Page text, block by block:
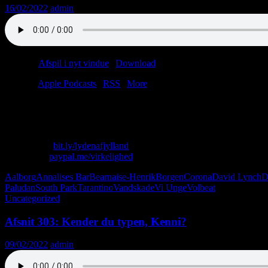
16/02/2022 admin
Afspil i nyt vindue Download
Apple Podcasts RSS
More
bit.ly/lydenafjylland
paypal.me/virkelighed
AalborgAnnalises BarBearnaise-HenrikBorgenCoronaDavid Lynch
PaludanSouth ParkTarantinoVandskadeVi UngeVolbeat
Uncategorized
Afsnit 303: Kender du typen, Kenni?
09/02/2022 admin